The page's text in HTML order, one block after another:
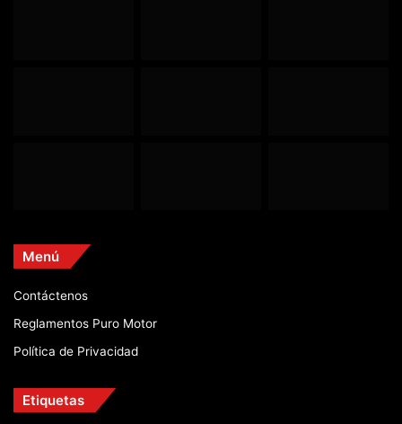
Menú
Contáctenos
Reglamentos Puro Motor
Política de Privacidad
Etiquetas